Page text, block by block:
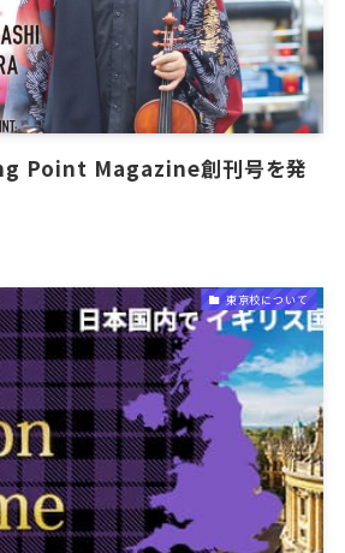
Point Magazine創刊号を発
東京校について